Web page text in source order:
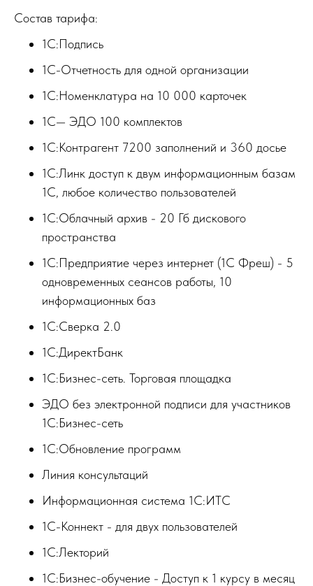
Состав тарифа:
1С:Подпись
1С-Отчетность для одной организации
1С:Номенклатура на 10 000 карточек
1С— ЭДО 100 комплектов
1С:Контрагент 7200 заполнений и 360 досье
1С:Линк доступ к двум информационным базам
1С, любое количество пользователей
1С:Облачный архив - 20 Гб дискового
пространства
1С:Предприятие через интернет (1С Фреш) - 5
одновременных сеансов работы, 10
информационных баз
1С:Сверка 2.0
1С:ДиректБанк
1С:Бизнес-сеть. Торговая площадка
ЭДО без электронной подписи для участников
1С:Бизнес-сеть
1С:Обновление программ
Линия консультаций
Информационная система 1С:ИТС
1С-Коннект - для двух пользователей
1С:Лекторий
1С:Бизнес-обучение - Доступ к 1 курсу в месяц